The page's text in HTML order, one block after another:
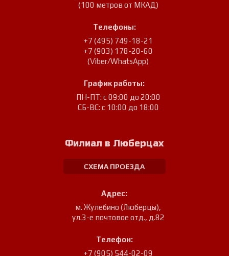
(100 метров от МКАД)
Телефоны:
+7 (495) 749-18-21
+7 (903) 178-20-60
(Viber/WhatsApp)
График работы:
ПН-ПТ: с 09:00 до 20:00
СБ-ВС: с 10:00 до 18:00
Филиал в Люберцах
СХЕМА ПРОЕЗДА
Адрес:
м. Жулебино (Люберцы),
ул.3-е почтовое отд., д.82
Телефон:
+7 (905) 544-02-09